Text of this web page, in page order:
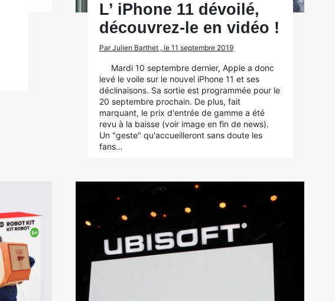
L’ iPhone 11 dévoilé,
découvrez-le en vidéo !
Par Julien Barthet , le 11 septembre 2019
Mardi 10 septembre dernier, Apple a donc
levé le voile sur le nouvel iPhone 11 et ses
déclinaisons. Sa sortie est programmée pour le
20 septembre prochain. De plus, fait
marquant, le prix d'entrée de gamme a été
revu à la baisse (voir image en fin de news).
Un "geste" qu'accueilleront sans doute les
fans…